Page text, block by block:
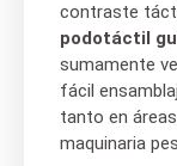
contraste
podotáctil
sumamente
fácil
tanto en
maquinaria